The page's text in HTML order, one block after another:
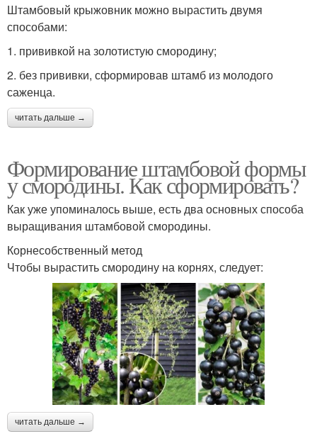
Штамбовый крыжовник можно вырастить двумя
способами:
1. прививкой на золотистую смородину;
2. без прививки, сформировав штамб из молодого
саженца.
читать дальше →
Формирование штамбовой формы
у смородины. Как сформировать?
Как уже упоминалось выше, есть два основных способа
выращивания штамбовой смородины.
Корнесобственный метод
Чтобы вырастить смородину на корнях, следует:
читать дальше →